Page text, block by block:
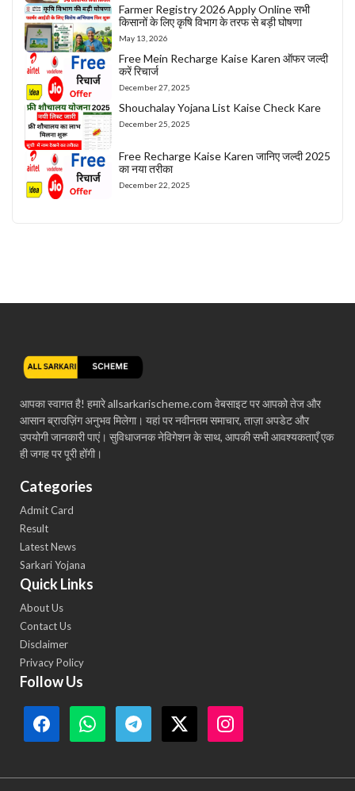
Farmer Registry 2026 Apply Online सभी
किसानों के लिए कृषि विभाग के तरफ से बड़ी घोषणा
May 13, 2026
Free Mein Recharge Kaise Karen ऑफर जल्दी
करें रिचार्ज
December 27, 2025
Shouchalay Yojana List Kaise Check Kare
December 25, 2025
Free Recharge Kaise Karen जानिए जल्दी 2025
का नया तरीका
December 22, 2025
आपका स्वागत है! हमारे allsarkarischeme.com वेबसाइट पर आपको तेज और
आसान ब्राउज़िंग अनुभव मिलेगा। यहां पर नवीनतम समाचार, ताज़ा अपडेट और
उपयोगी जानकारी पाएं। सुविधाजनक नेविगेशन के साथ, आपकी सभी आवश्यकताएँ एक
ही जगह पर पूरी होंगी।
Categories
Admit Card
Result
Latest News
Sarkari Yojana
Quick Links
About Us
Contact Us
Disclaimer
Privacy Policy
Follow Us